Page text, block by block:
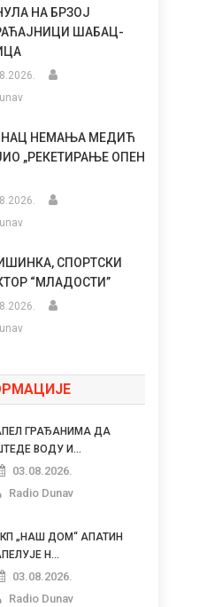
НА БРЗОЈ
ШАБАЦ-
НЕМАЊА МЕДИЋ
„РЕКЕТИРАЊЕ ОПЕН
СПОРТСКИ
“МЛАДОСТИ”
ГРАЂАНИМА ДА
ВОДУ И...
03.08.2026.
Radio Dunav
„НАШ ДОМ“ АПАТИН
Н...
03.08.2026.
Radio Dunav